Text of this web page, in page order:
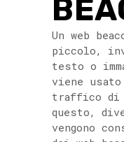
Un web
piccolo,
testo o
viene
traffico di
questo,
vengono